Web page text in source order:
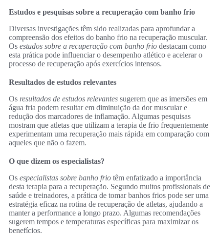
Estudos e pesquisas sobre a recuperação com banho frio
Diversas investigações têm sido realizadas para aprofundar a
compreensão dos efeitos do banho frio na recuperação muscular.
Os estudos sobre a recuperação com banho frio destacam como
esta prática pode influenciar o desempenho atlético e acelerar o
processo de recuperação após exercícios intensos.
Resultados de estudos relevantes
Os resultados de estudos relevantes sugerem que as imersões em
água fria podem resultar em diminuição da dor muscular e
redução dos marcadores de inflamação. Algumas pesquisas
mostram que atletas que utilizam a terapia de frio frequentemente
experimentam uma recuperação mais rápida em comparação com
aqueles que não o fazem.
O que dizem os especialistas?
Os especialistas sobre banho frio têm enfatizado a importância
desta terapia para a recuperação. Segundo muitos profissionais de
saúde e treinadores, a prática de tomar banhos frios pode ser uma
estratégia eficaz na rotina de recuperação de atletas, ajudando a
manter a performance a longo prazo. Algumas recomendações
sugerem tempos e temperaturas específicas para maximizar os
benefícios.